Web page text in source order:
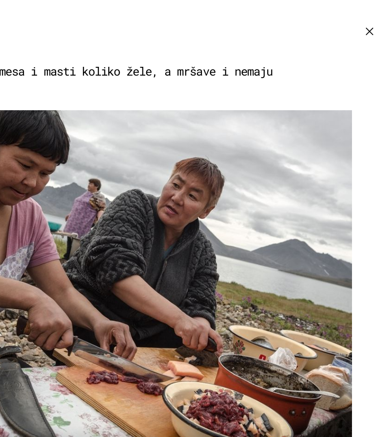
i masti koliko žele, a mršave i nemaju
+1
DILEMA KOJA MUČI MNOGE
Koju je bolje kupiti: malu ili veliku
tikvicu? I što napraviti ako
pogriješite u odabiru?
DOBRE ZA ZDRAVLJE
Pet vrsta hrane koju biste trebali
jesti (češće) ako imate visok
kolesterol